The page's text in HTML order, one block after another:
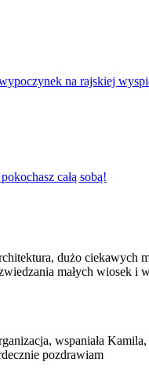
na rajskiej
całą sobą!
dużo
małych wiosek i
wspaniała
pozdrawiam